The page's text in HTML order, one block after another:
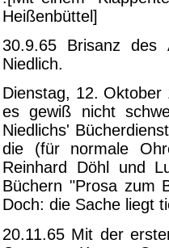
Heißenbüttel]
30.9.65 Brisanz des
Niedlich.
Dienstag, 12. Oktober
es gewiß nicht
Niedlichs'
die (für normale
Reinhard Döhl und
Büchern "Prosa zum
Doch: die Sache liegt
20.11.65 Mit der